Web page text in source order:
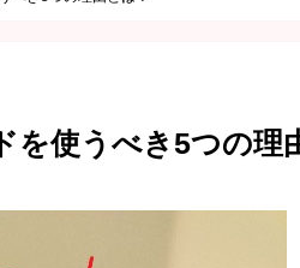
を使うべき5つの理